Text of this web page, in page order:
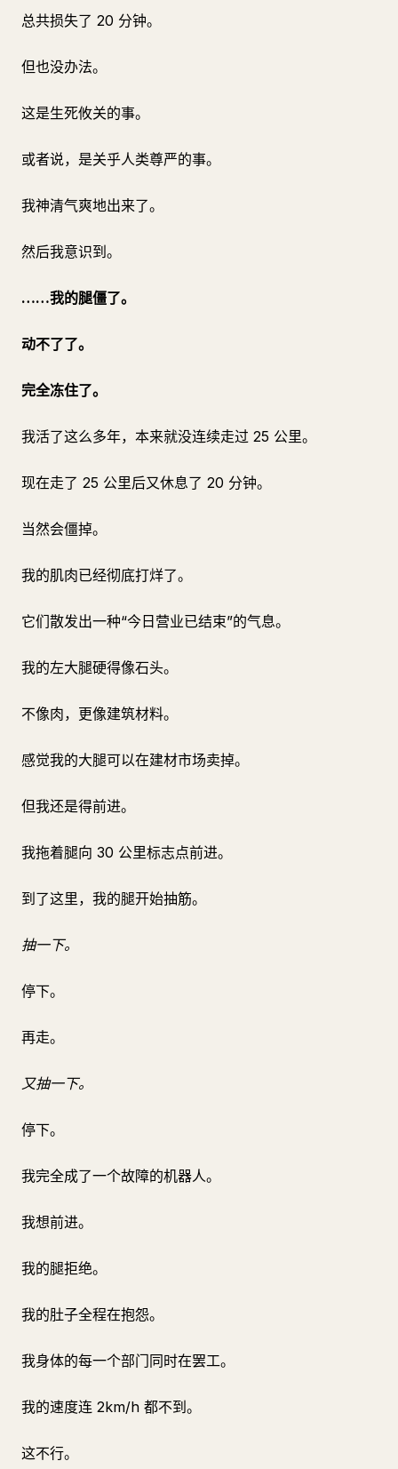
总共损失了 20 分钟。
但也没办法。
这是生死攸关的事。
或者说，是关乎人类尊严的事。
我神清气爽地出来了。
然后我意识到。
……我的腿僵了。
动不了了。
完全冻住了。
我活了这么多年，本来就没连续走过 25 公里。
现在走了 25 公里后又休息了 20 分钟。
当然会僵掉。
我的肌肉已经彻底打烊了。
它们散发出一种“今日营业已结束”的气息。
我的左大腿硬得像石头。
不像肉，更像建筑材料。
感觉我的大腿可以在建材市场卖掉。
但我还是得前进。
我拖着腿向 30 公里标志点前进。
到了这里，我的腿开始抽筋。
抽一下。
停下。
再走。
又抽一下。
停下。
我完全成了一个故障的机器人。
我想前进。
我的腿拒绝。
我的肚子全程在抱怨。
我身体的每一个部门同时在罢工。
我的速度连 2km/h 都不到。
这不行。